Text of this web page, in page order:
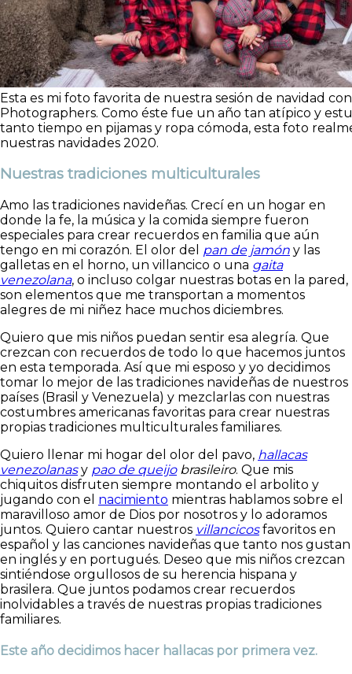
Esta es mi foto favorita de nuestra sesión de navidad
Photographers. Como éste fue un año tan atípico y
tanto tiempo en pijamas y ropa cómoda, esta foto
nuestras navidades 2020.
Nuestras tradiciones multiculturales
Amo las tradiciones navideñas. Crecí en un hogar en
donde la fe, la música y la comida siempre fueron
especiales para crear recuerdos en familia que aún
tengo en mi corazón. El olor del pan de jamón y las
galletas en el horno, un villancico o una gaita
venezolana, o incluso colgar nuestras botas en la pared,
son elementos que me transportan a momentos
alegres de mi niñez hace muchos diciembres.
Quiero que mis niños puedan sentir esa alegría. Que
crezcan con recuerdos de todo lo que hacemos juntos
en esta temporada. Así que mi esposo y yo decidimos
tomar lo mejor de las tradiciones navideñas de nuestros
países (Brasil y Venezuela) y mezclarlas con nuestras
costumbres americanas favoritas para crear nuestras
propias tradiciones multiculturales familiares.
Quiero llenar mi hogar del olor del pavo, hallacas
venezolanasy pao de queijo brasileiro. Que mis
chiquitos disfruten siempre montando el arbolito y
jugando con el nacimiento mientras hablamos sobre el
maravilloso amor de Dios por nosotros y lo adoramos
juntos. Quiero cantar nuestros villancicosfavoritos en
español y las canciones navideñas que tanto nos gustan
en inglés y en portugués. Deseo que mis niños crezcan
sintiéndose orgullosos de su herencia hispana y
brasilera. Que juntos podamos crear recuerdos
inolvidables a través de nuestras propias tradiciones
familiares.
Este año decidimos hacer hallacas por primera vez.